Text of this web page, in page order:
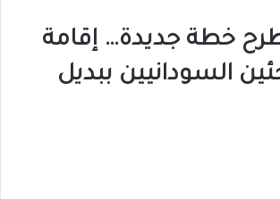
خطة جديدة… إقامة
السودانيين ببديل